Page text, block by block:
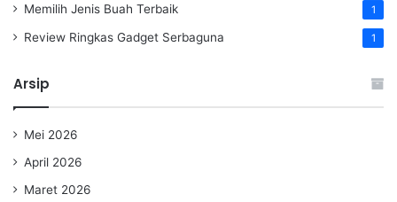
Memilih Jenis Buah Terbaik 1
Review Ringkas Gadget Serbaguna 1
Arsip
Mei 2026
April 2026
Maret 2026